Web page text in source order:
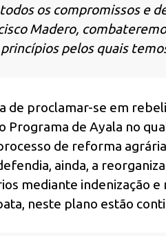
os compromissos e
Madero,
pelos quais
de proclamar-se em
Programa de Ayala no
de reforma
ainda, a
mediante indenização e
neste plano estão